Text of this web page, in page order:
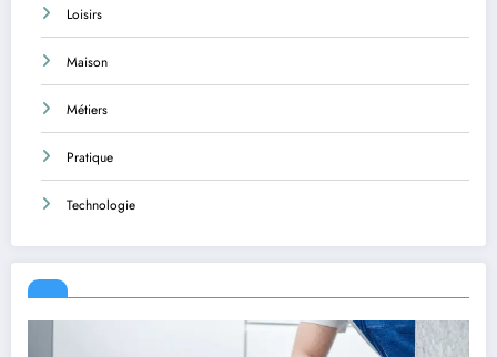
Loisirs
Maison
Métiers
Pratique
Technologie